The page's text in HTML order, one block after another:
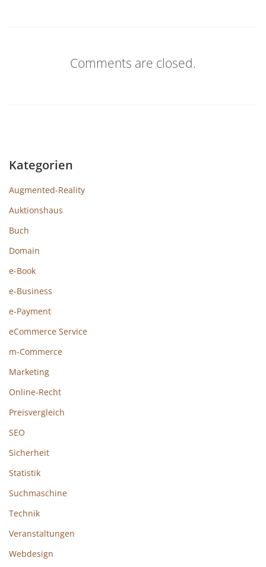
Comments are closed.
Kategorien
Augmented-Reality
Auktionshaus
Buch
Domain
e-Book
e-Business
e-Payment
eCommerce Service
m-Commerce
Marketing
Online-Recht
Preisvergleich
SEO
Sicherheit
Statistik
Suchmaschine
Technik
Veranstaltungen
Webdesign